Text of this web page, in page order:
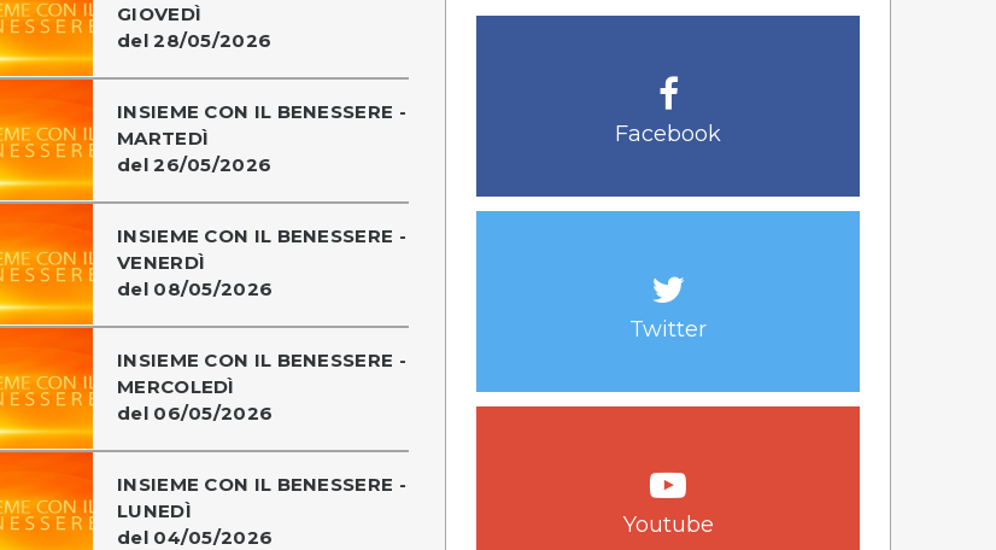
GIOVEDÌ
del 28/05/2026
INSIEME CON IL BENESSERE -
MARTEDÌ
del 26/05/2026
INSIEME CON IL BENESSERE -
VENERDÌ
del 08/05/2026
INSIEME CON IL BENESSERE -
MERCOLEDÌ
del 06/05/2026
INSIEME CON IL BENESSERE -
LUNEDÌ
del 04/05/2026
Facebook
Twitter
Youtube